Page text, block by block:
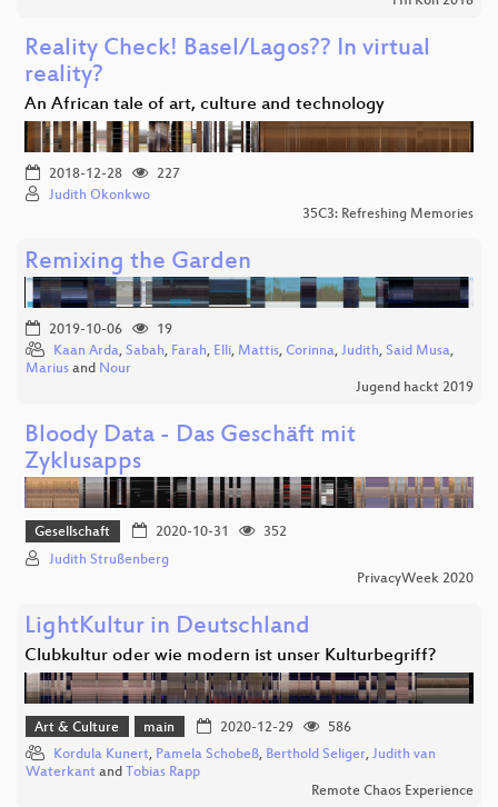
Reality Check! Basel/Lagos?? In virtual
reality?
An African tale of art, culture and technology
2018-12-28
227
Judith Okonkwo
35C3: Refreshing Memories
Remixing the Garden
2019-10-06
19
Kaan Arda, Sabah, Farah, Elli, Mattis, Corinna, Judith, Said Musa,
Marius and Nour
Jugend hackt 2019
Bloody Data - Das Geschäft mit
Zyklusapps
Gesellschaft 2020-10-31
352
Judith Strußenberg
PrivacyWeek 2020
LightKultur in Deutschland
Clubkultur oder wie modern ist unser Kulturbegriff?
Art & Culture main 2020-12-29
586
Kordula Kunert, Pamela Schobeß, Berthold Seliger, Judith van
Waterkant and Tobias Rapp
Remote Chaos Experience